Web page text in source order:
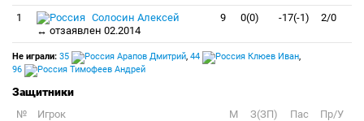
1
Солосин Алексей
↔ отзаявлен 02.2014
9 0(0) -17(-1) 2/0
Не играли: 35 Арапов Дмитрий, 44 Клюев Иван,
96
Тимофеев Андрей
Защитники
№ Игрок M З(ЗП) Пас
Пр/У